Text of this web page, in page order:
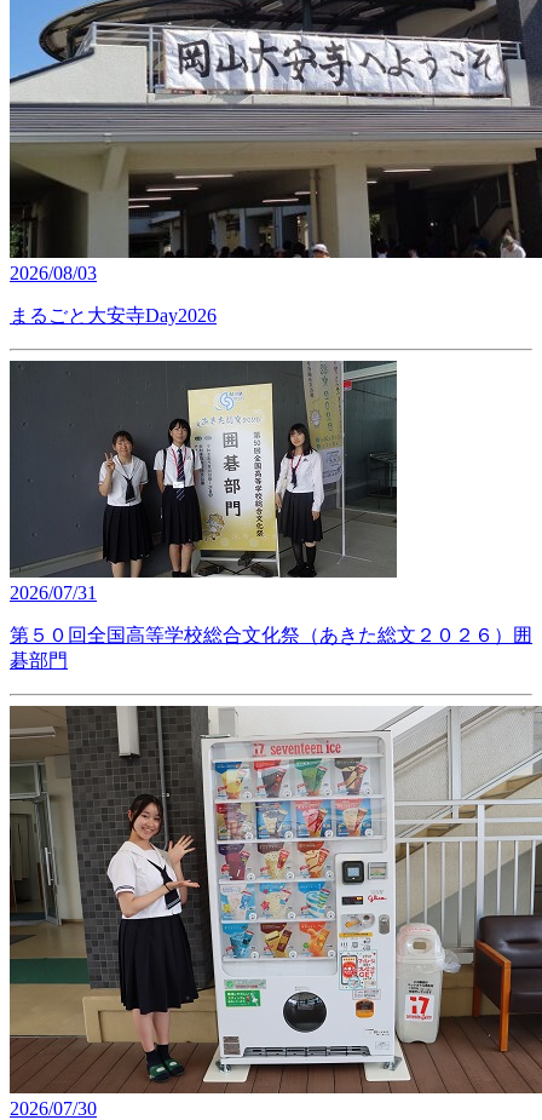
2026/08/03
まるごと大安寺Day2026
2026/07/31
第５０回全国高等学校総合文化祭（あきた総文２０２６）囲
碁部門
2026/07/30